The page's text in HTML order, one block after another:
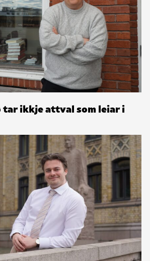
tar ikkje attval som leiar i